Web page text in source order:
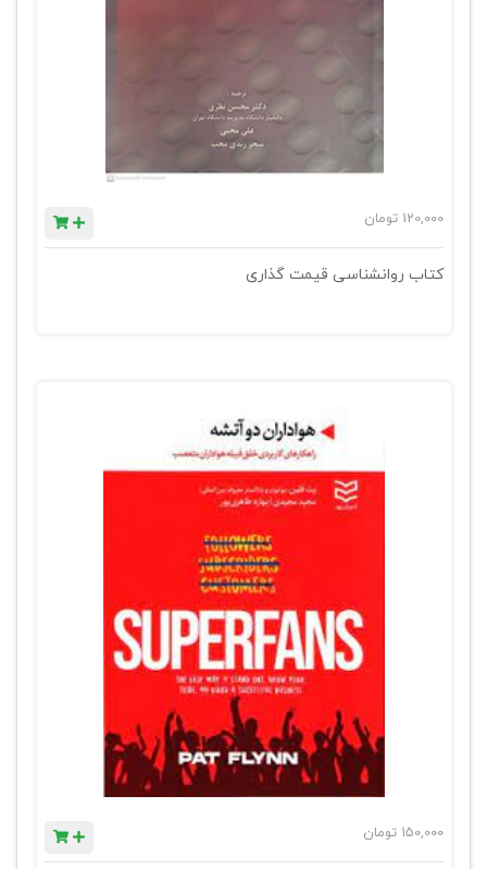
120,000 تومان
کتاب روانشناسی قیمت گذاری
150,000 تومان